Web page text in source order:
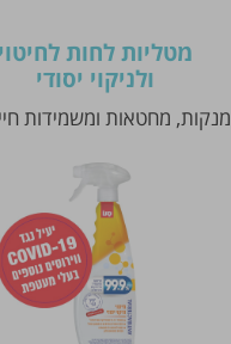
מטליות לחות לחיטוי
ולניקוי יסודי
מנקות, מחטאות ומשמידות